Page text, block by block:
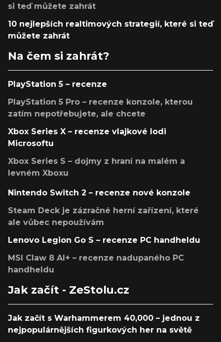
si teď můžete zahrát
10 nejlepších realtimových strategií, které si teď
můžete zahrát
Na čem si zahrát?
PlayStation 5 – recenze
PlayStation 5 Pro – recenze konzole, kterou
zatím nepotřebujete, ale chcete
Xbox Series X – recenze vlajkové lodi
Microsoftu
Xbox Series S – dojmy z hraní na malém a
levném Xboxu
Nintendo Switch 2 – recenze nové konzole
Steam Deck je zázračné herní zařízení, které
ale vůbec nepoužívám
Lenovo Legion Go S – recenze PC handheldu
MSI Claw 8 AI+ – recenze nadupaného PC
handheldu
Jak začít - ZeStolu.cz
Jak začít s Warhammerem 40,000 – jednou z
nejpopulárnějších figurkových her na světě